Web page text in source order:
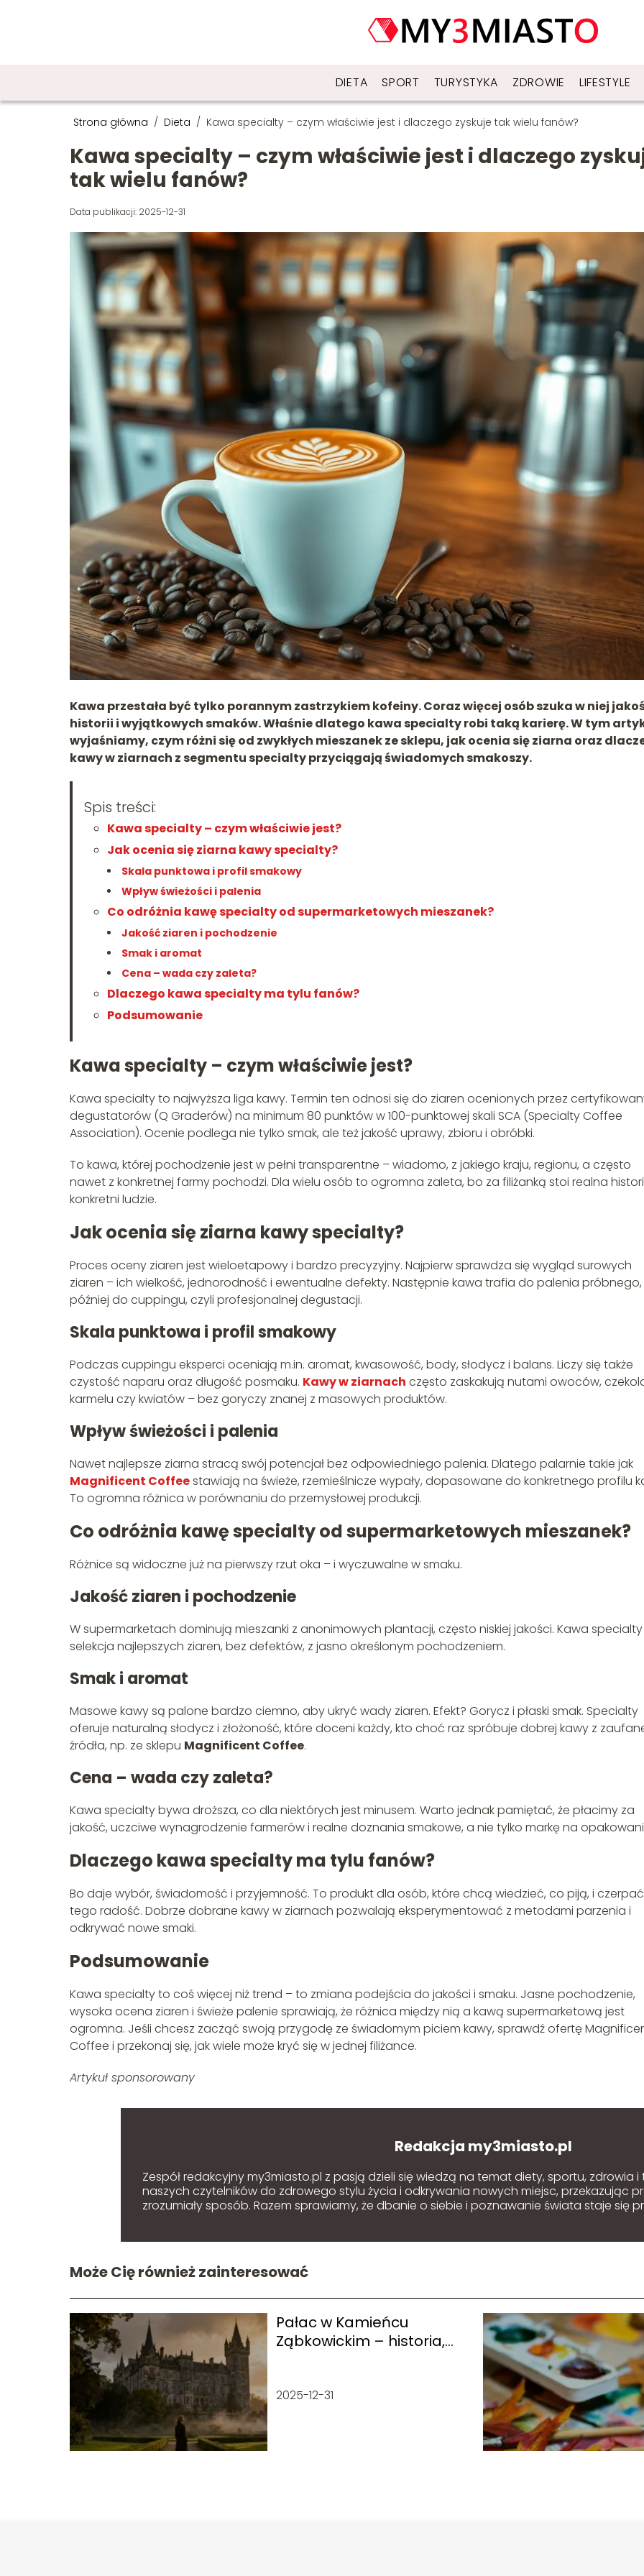
DIETA SPORT TURYSTYKA ZDROWIE LIFESTYLE
Strona główna / Dieta / Kawa specialty – czym właściwie jest i dlaczego zyskuje tak wielu fanów?
Kawa specialty – czym właściwie jest i dlaczego
tak wielu fanów?
Data publikacji: 2025-12-31
Kawa przestała być tylko porannym zastrzykiem kofeiny. Coraz więcej osób szuka w niej
historii i wyjątkowych smaków. Właśnie dlatego kawa specialty robi taką karierę. W tym
wyjaśniamy, czym różni się od zwykłych mieszanek ze sklepu, jak ocenia się ziarna oraz
kawy w ziarnach z segmentu specialty przyciągają świadomych smakoszy.
Spis treści:
Kawa specialty – czym właściwie jest?
Jak ocenia się ziarna kawy specialty?
Skala punktowa i profil smakowy
Wpływ świeżości i palenia
Co odróżnia kawę specialty od supermarketowych mieszanek?
Jakość ziaren i pochodzenie
Smak i aromat
Cena – wada czy zaleta?
Dlaczego kawa specialty ma tylu fanów?
Podsumowanie
Kawa specialty – czym właściwie jest?
Kawa specialty to najwyższa liga kawy. Termin ten odnosi się do ziaren ocenionych przez
degustatorów (Q Graderów) na minimum 80 punktów w 100-punktowej skali SCA (Specialty Coffee
Association). Ocenie podlega nie tylko smak, ale też jakość uprawy, zbioru i obróbki.
To kawa, której pochodzenie jest w pełni transparentne – wiadomo, z jakiego kraju, regionu, a często
nawet z konkretnej farmy pochodzi. Dla wielu osób to ogromna zaleta, bo za filiżanką stoi realna
konkretni ludzie.
Jak ocenia się ziarna kawy specialty?
Proces oceny ziaren jest wieloetapowy i bardzo precyzyjny. Najpierw sprawdza się wygląd surowych
ziaren – ich wielkość, jednorodność i ewentualne defekty. Następnie kawa trafia do palenia
później do cuppingu, czyli profesjonalnej degustacji.
Skala punktowa i profil smakowy
Podczas cuppingu eksperci oceniają m.in. aromat, kwasowość, body, słodycz i balans. Liczy się także
czystość naparu oraz długość posmaku. Kawy w ziarnach często zaskakują nutami owoców,
karmelu czy kwiatów – bez goryczy znanej z masowych produktów.
Wpływ świeżości i palenia
Nawet najlepsze ziarna stracą swój potencjał bez odpowiedniego palenia. Dlatego palarnie takie jak
Magnificent Coffeestawiają na świeże, rzemieślnicze wypały, dopasowane do konkretnego profilu
To ogromna różnica w porównaniu do przemysłowej produkcji.
Co odróżnia kawę specialty od supermarketowych mieszanek?
Różnice są widoczne już na pierwszy rzut oka – i wyczuwalne w smaku.
Jakość ziaren i pochodzenie
W supermarketach dominują mieszanki z anonimowych plantacji, często niskiej jakości. Kawa
selekcja najlepszych ziaren, bez defektów, z jasno określonym pochodzeniem.
Smak i aromat
Masowe kawy są palone bardzo ciemno, aby ukryć wady ziaren. Efekt? Gorycz i płaski smak. Specialty
oferuje naturalną słodycz i złożoność, które doceni każdy, kto choć raz spróbuje dobrej kawy z
źródła, np. ze sklepu Magnificent Coffee.
Cena – wada czy zaleta?
Kawa specialty bywa droższa, co dla niektórych jest minusem. Warto jednak pamiętać, że płacimy za
jakość, uczciwe wynagrodzenie farmerów i realne doznania smakowe, a nie tylko markę na
Dlaczego kawa specialty ma tylu fanów?
Bo daje wybór, świadomość i przyjemność. To produkt dla osób, które chcą wiedzieć, co piją, i
tego radość. Dobrze dobrane kawy w ziarnach pozwalają eksperymentować z metodami parzenia i
odkrywać nowe smaki.
Podsumowanie
Kawa specialty to coś więcej niż trend – to zmiana podejścia do jakości i smaku. Jasne pochodzenie,
wysoka ocena ziaren i świeże palenie sprawiają, że różnica między nią a kawą supermarketową jest
ogromna. Jeśli chcesz zacząć swoją przygodę ze świadomym piciem kawy, sprawdź ofertę
Coffee i przekonaj się, jak wiele może kryć się w jednej filiżance.
Artykuł sponsorowany
Redakcja my3miasto.pl
Zespół redakcyjny my3miasto.pl z pasją dzieli się wiedzą na temat diety, sportu, zdrowia
naszych czytelników do zdrowego stylu życia i odkrywania nowych miejsc, przekazując
zrozumiały sposób. Razem sprawiamy, że dbanie o siebie i poznawanie świata staje się
Może Cię również zainteresować
Pałac w Kamieńcu
Ząbkowickim – historia,
2025-12-31